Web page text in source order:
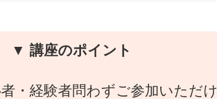
▼ 講座のポイント
・経験者問わずご参加いただけ